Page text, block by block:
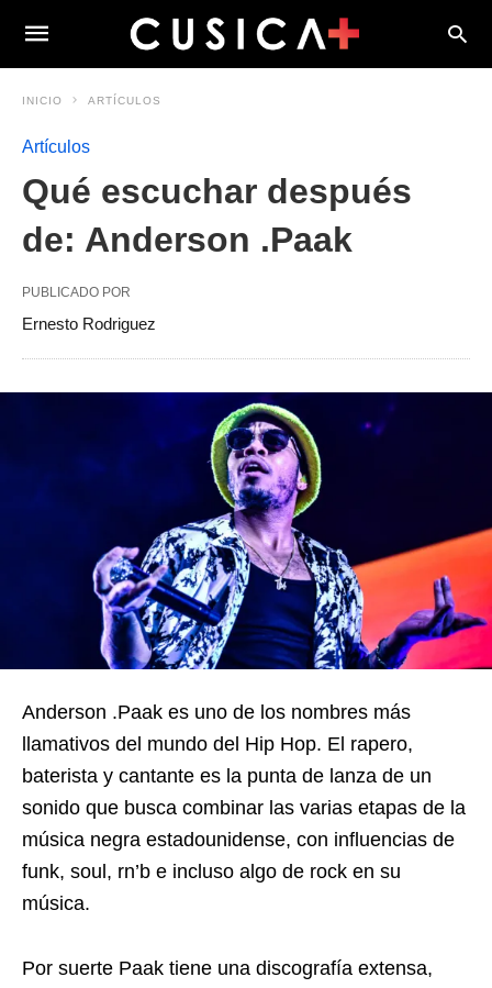
INICIO ARTÍCULOS
Artículos
Qué escuchar después
de: Anderson .Paak
PUBLICADO POR
Ernesto Rodriguez
Anderson .Paak es uno de los nombres más
llamativos del mundo del Hip Hop. El rapero,
baterista y cantante es la punta de lanza de un
sonido que busca combinar las varias etapas de la
música negra estadounidense, con influencias de
funk, soul, rn’b e incluso algo de rock en su
música.
Por suerte Paak tiene una discografía extensa,